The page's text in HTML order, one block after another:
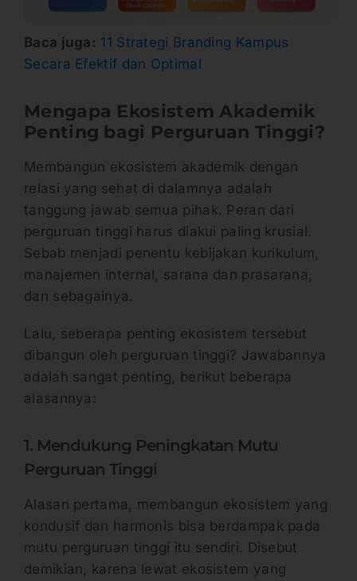
Baca juga: 11 Strategi Branding Kampus
Secara Efektif dan Optimal
Mengapa Ekosistem Akademik
Penting bagi Perguruan Tinggi?
Membangun ekosistem akademik dengan
relasi yang sehat di dalamnya adalah
tanggung jawab semua pihak. Peran dari
perguruan tinggi harus diakui paling krusial.
Sebab menjadi penentu kebijakan kurikulum,
manajemen internal, sarana dan prasarana,
dan sebagainya.
Lalu, seberapa penting ekosistem tersebut
dibangun oleh perguruan tinggi? Jawabannya
adalah sangat penting, berikut beberapa
alasannya:
1. Mendukung Peningkatan Mutu
Perguruan Tinggi
Alasan pertama, membangun ekosistem yang
kondusif dan harmonis bisa berdampak pada
mutu perguruan tinggi itu sendiri. Disebut
demikian, karena lewat ekosistem yang